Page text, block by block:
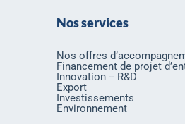
Nos services
Nos offres
Financement de projet
Innovation -- R&D
Export
Investissements
Environnement